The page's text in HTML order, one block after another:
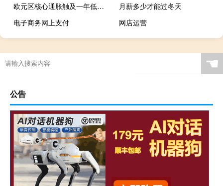
欧元区核心通胀触及一年低点支持欧洲央行暂停加息
月薪多少才能过冬天
电子商务网上支付
网店运营
☚
公告